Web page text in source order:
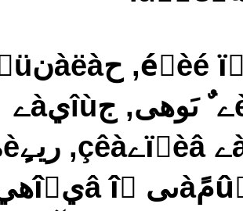
جîùيهéّèé ïًèâîًîٍ, حàëàنèٍü
îٍيîّهيèے ٌ ىَوهى, جîùيàے
ٌهêٌَàëüيàے ïًèâےçêà, ريےٍèه
يهمàٍèâيûُ ïًîمًàىى â îٍيîّهيèےُ,